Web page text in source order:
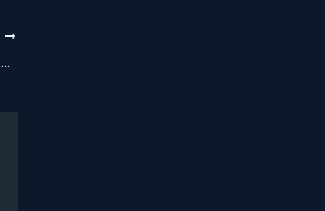
Guerra de facções recomeça na zona Oeste de Fortaleza com sequestros e execuções